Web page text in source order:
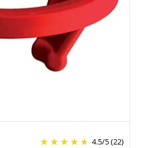
4.5/5(22)